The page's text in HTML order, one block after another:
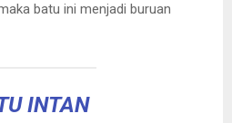
batu ini menjadi buruan
INTAN